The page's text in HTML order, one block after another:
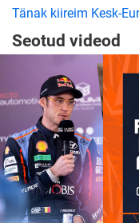
Tänak kiireim Kesk-
Seotud videod